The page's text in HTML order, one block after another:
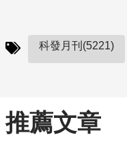
科發月刊(5221)
推薦文章